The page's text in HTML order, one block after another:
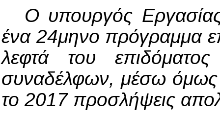
Ο υπουργός
ένα 24μηνο πρόγραμμα
λεφτά του
συναδέλφων, μέσω όμως
το 2017 προσλήψεις